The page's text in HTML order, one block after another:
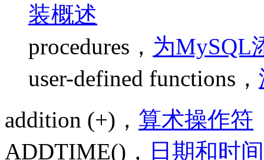
装概述
procedures， 为MySQL
user-defined functions，
addition (+)， 算术操作符
ADDTIME()，
日期和时